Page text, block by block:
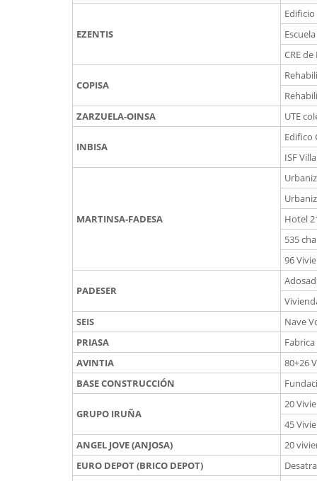
EZENTIS
CRE
COPISA
ZARZUELA-OINSA
UTE
INBISA
Edifico
ISF
MARTINSA-FADESA
Hotel
535
96
PADESER
SEIS
Nave
PRIASA
Fabrica
AVINTIA
80+26
BASE CONSTRUCCIÓN
GRUPO IRUÑA
20
45
ANGEL JOVE (ANJOSA)
20
EURO DEPOT (BRICO DEPOT)